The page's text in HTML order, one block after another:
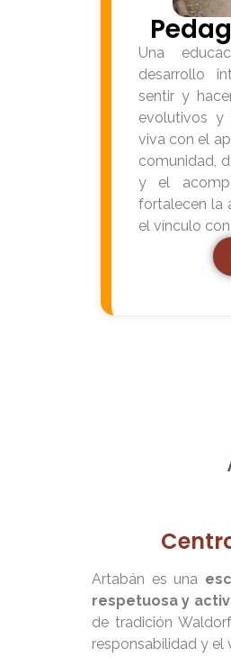
Una
desarrollo
sentir y
evolutivos y
viva con el
comunidad,
y el
fortalecen la
el vínculo
Artabán es una
respetuosa y
de tradición
responsabilidad y el